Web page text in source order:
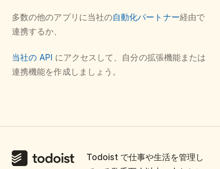
多数の他のアプリに当社の自動化パートナー経由で
連携するか、
当社の API にアクセスして、自分の拡張機能または
連携機能を作成しましょう。
Todoist で仕事や生活を管理し